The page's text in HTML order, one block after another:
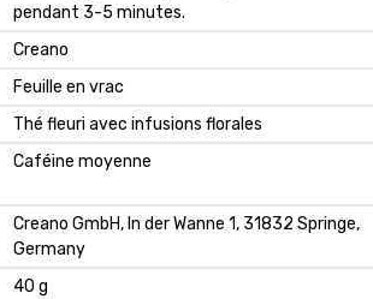
pendant 3-5 minutes.
‎Creano
‎Feuille en vrac
‎Thé fleuri avec infusions florales
‎Caféine moyenne
‎Creano GmbH, In der Wanne 1, 31832 Springe,
Germany
‎40 g